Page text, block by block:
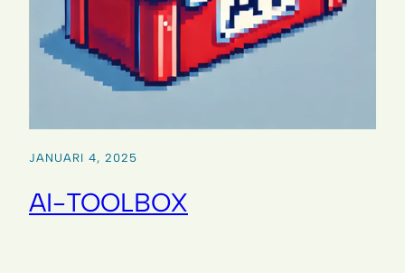
JANUARI 4, 2025
AI-TOOLBOX